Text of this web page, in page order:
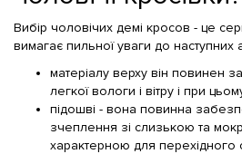
Вибір чоловічих демі кросов - це
вимагає пильної уваги до наступних
матеріалу верху він повинен
легкої вологи і вітру і при
підошві - вона повинна
зчеплення зі слизькою та
характерною для перехідного